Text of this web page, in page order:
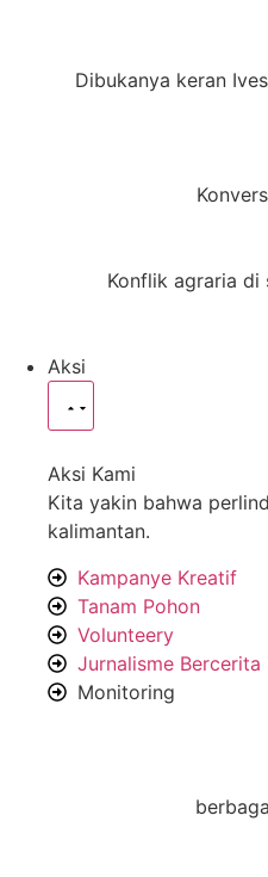
Dibukanya keran
Konflik agraria di
Aksi
Aksi Kami
Kita yakin bahwa
kalimantan.
Kampanye Kreatif
Tanam Pohon
Volunteery
Jurnalisme Bercerita
Monitoring